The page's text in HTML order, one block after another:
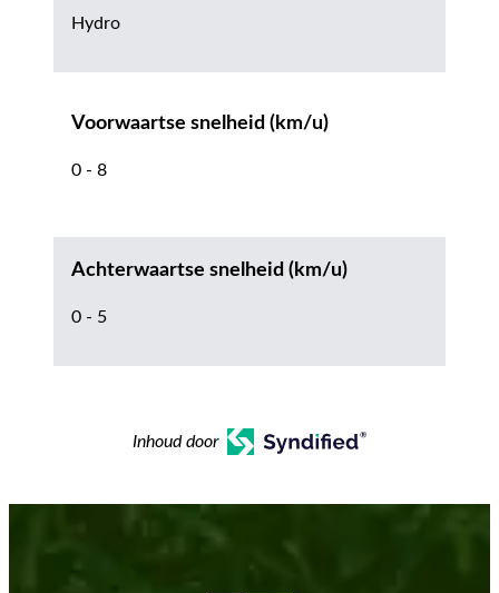
Hydro
Voorwaartse snelheid (km/u)
0 - 8
Achterwaartse snelheid (km/u)
0 - 5
Inhoud door